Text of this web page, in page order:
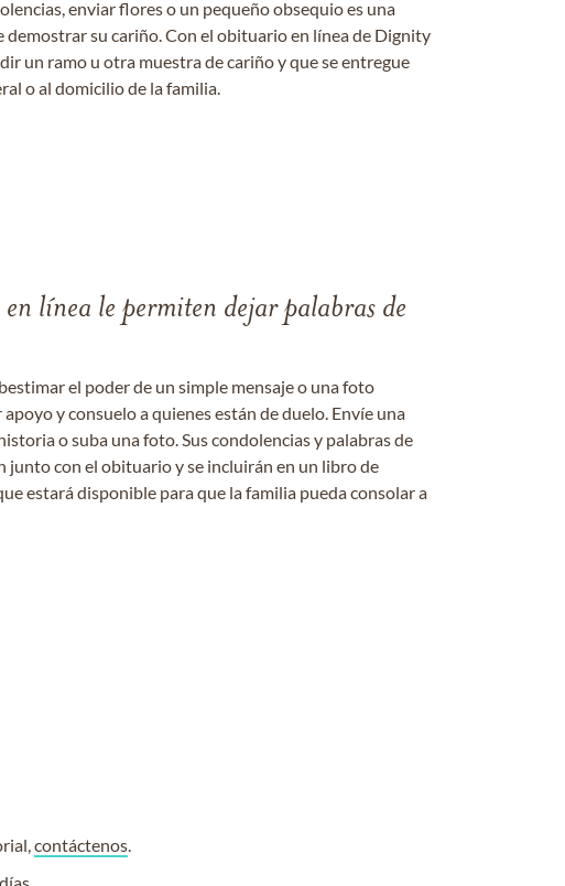
enviar flores o un pequeño obsequio es una
demostrar su cariño. Con el obituario en línea de Dignity
un ramo u otra muestra de cariño y que se entregue
o al domicilio de la familia.
línea le permiten dejar palabras de
el poder de un simple mensaje o una foto
y consuelo a quienes están de duelo. Envíe una
o suba una foto. Sus condolencias y palabras de
junto con el obituario y se incluirán en un libro de
estará disponible para que la familia pueda consolar a
contáctenos.